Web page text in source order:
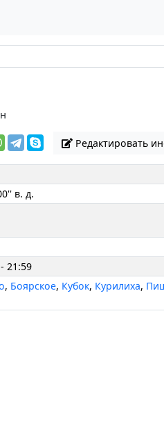
Редактировать
в. д.
21:59
, Боярское, Кубок, Курилиха,